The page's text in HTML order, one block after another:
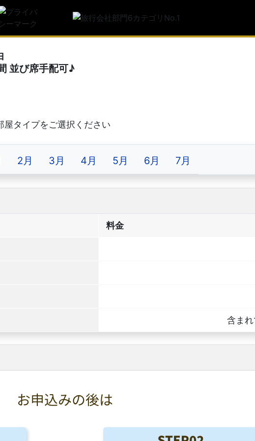
並び席手配可♪
2月 3月 4月 5月 6月 7月
料金
含ま